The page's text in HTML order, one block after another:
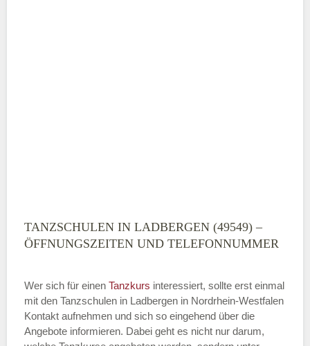
TANZSCHULEN IN LADBERGEN (49549) –
ÖFFNUNGSZEITEN UND TELEFONNUMMER
Wer sich für einen Tanzkurs interessiert, sollte erst einmal
mit den Tanzschulen in Ladbergen in Nordrhein-Westfalen
Kontakt aufnehmen und sich so eingehend über die
Angebote informieren. Dabei geht es nicht nur darum,